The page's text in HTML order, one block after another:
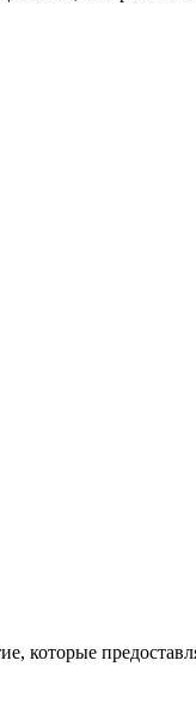
которые